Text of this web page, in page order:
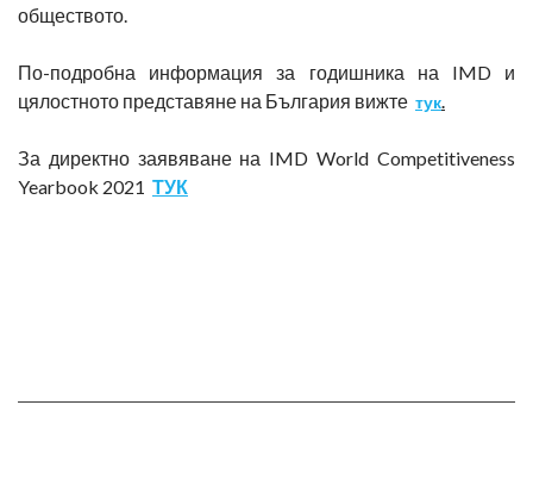
обществото.
По-подробна информация за годишника на IMD и
цялостното представяне на България вижте тук.
За директно заявяване на IMD World Competitiveness
Yearbook 2021 ТУК